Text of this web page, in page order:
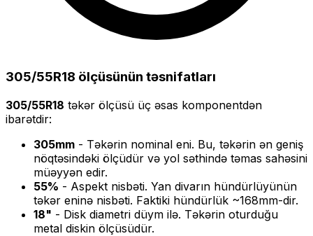
305/55R18 ölçüsünün təsnifatları
305/55R18 təkər ölçüsü üç əsas komponentdən
ibarətdir:
305mm - Təkərin nominal eni. Bu, təkərin ən geniş
nöqtəsindəki ölçüdür və yol səthində təmas sahəsini
müəyyən edir.
55% - Aspekt nisbəti. Yan divarın hündürlüyünün
təkər eninə nisbəti. Faktiki hündürlük ~168mm-dir.
18" - Disk diametri düym ilə. Təkərin oturduğu
metal diskin ölçüsüdür.